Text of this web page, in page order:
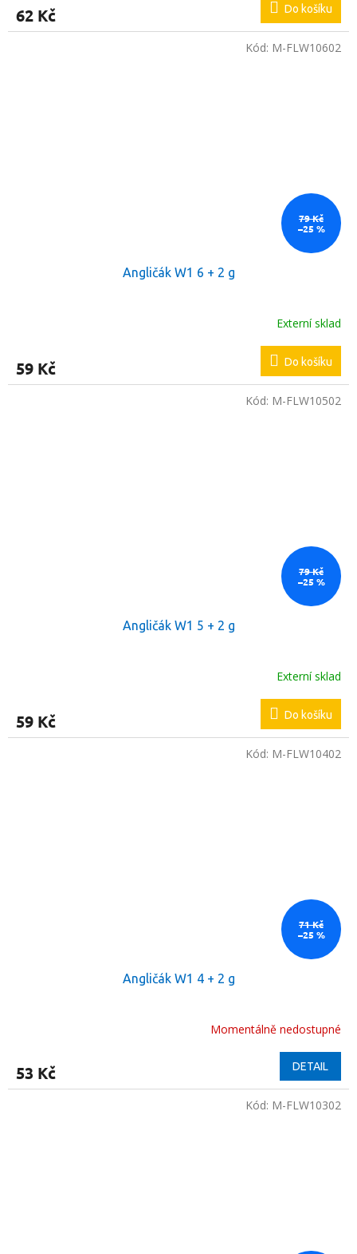
62 Kč Do košíku
79 Kč
–25 %
Angličák W1 6 + 2 g
Externí sklad
59 Kč Do košíku
Kód: M-FLW10602
79 Kč
–25 %
Angličák W1 5 + 2 g
Externí sklad
59 Kč Do košíku
Kód: M-FLW10502
71 Kč
–25 %
Angličák W1 4 + 2 g
Momentálně nedostupné
53 Kč DETAIL
Kód: M-FLW10402
Kód: M-FLW10302